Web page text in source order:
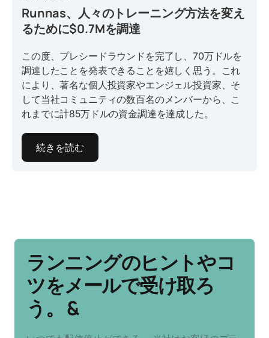
Runnas、人々のトレーニング方法を変え
るために$0.7Mを調達
この度、プレシードラウンドを完了し、70万ドルを
調達したことを発表できることを嬉しく思う。これ
により、著名な個人投資家やエンジェル投資家、そ
して当社コミュニティの数百名のメンバーから、こ
れまでに計85万ドルの資金調達を達成した。
続きを読む
ランニングのヒントやコ
ツをメールで受け取ろ
う。 &